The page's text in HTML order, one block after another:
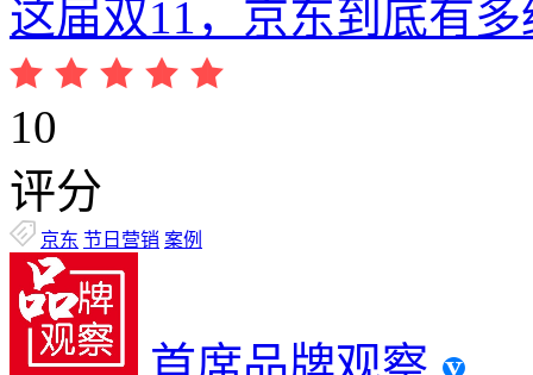
这届双11，京东到底有
10
评分
京东 节日营销 案例